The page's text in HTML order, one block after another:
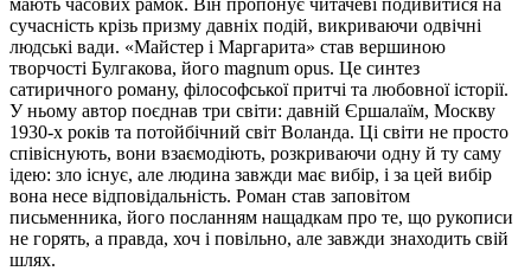
сучасність крізь призму давніх подій, викриваючи одвічні
людські вади. «Майстер і Маргарита» став вершиною
творчості Булгакова, його magnum opus. Це синтез
сатиричного роману, філософської притчі та любовної історії.
У ньому автор поєднав три світи: давній Єршалаїм, Москву
1930-х років та потойбічний світ Воланда. Ці світи не просто
співіснують, вони взаємодіють, розкриваючи одну й ту саму
ідею: зло існує, але людина завжди має вибір, і за цей вибір
вона несе відповідальність. Роман став заповітом
письменника, його посланням нащадкам про те, що рукописи
не горять, а правда, хоч і повільно, але завжди знаходить свій
шлях.